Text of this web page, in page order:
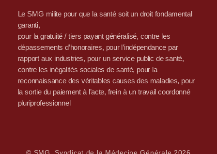
Le SMG milite pour que la santé soit un droit fondamental
garanti,
pour la gratuité / tiers payant généralisé, contre les
dépassements d’honoraires, pour l’indépendance par
rapport aux industries, pour un service public de santé,
contre les inégalités sociales de santé, pour la
reconnaissance des véritables causes des maladies, pour
la sortie du paiement à l’acte, frein à un travail coordonné
pluriprofessionnel